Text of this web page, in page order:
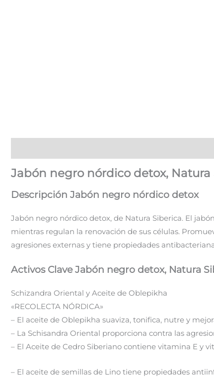
Jabón negro nórdico detox, Natura
Descripción Jabón negro nórdico detox
Jabón negro nórdico detox, de Natura Siberica. El
mientras regulan la renovación de sus células.
agresiones externas y tiene propiedades
Activos Clave Jabón negro detox, Natura
Schizandra Oriental y Aceite de Oblepikha
«RECOLECTA NÓRDICA»
– El aceite de Oblepikha suaviza, tonifica, nutre y
– La Schisandra Oriental proporciona contra las
– El Aceite de Cedro Siberiano contiene vitamina E y
– El aceite de semillas de Lino tiene propiedades